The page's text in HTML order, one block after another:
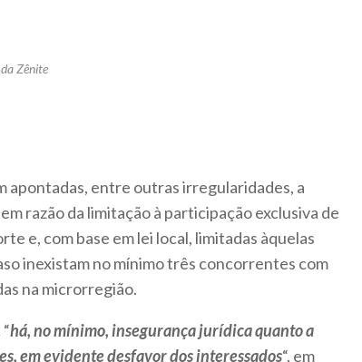
Zênite
apontadas, entre outras irregularidades, a
razão da limitação à participação exclusiva de
e, com base em lei local, limitadas àquelas
inexistam no mínimo três concorrentes com
na microrregião.
há, no mínimo, insegurança jurídica quanto a
em evidente desfavor dos interessados“, em